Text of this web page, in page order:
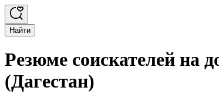
Найти
Резюме соискателей на
(Дагестан)